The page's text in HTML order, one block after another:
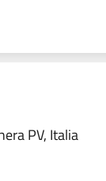
PV, Italia